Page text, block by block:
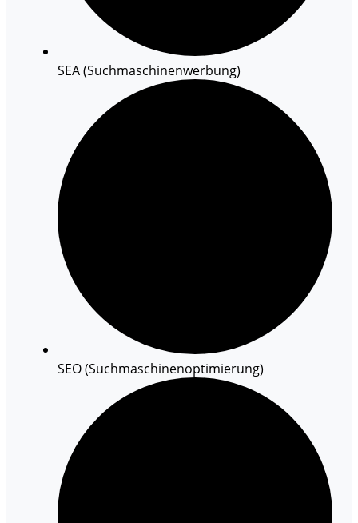
SEA (Suchmaschinenwerbung)
SEO (Suchmaschinenoptimierung)